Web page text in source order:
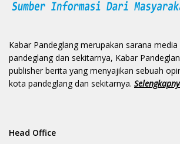
Kabar Pandeglang merupakan sarana
pandeglang dan sekitarnya, Kabar
publisher berita yang menyajikan sebuah
kota pandeglang dan sekitarnya.
Head Office